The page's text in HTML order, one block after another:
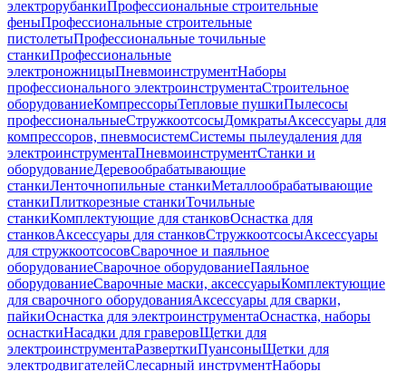
электрорубанкиПрофессиональные строительные
феныПрофессиональные строительные
пистолетыПрофессиональные точильные
станкиПрофессиональные
электроножницыПневмоинструментНаборы
профессионального электроинструментаСтроительное
оборудованиеКомпрессорыТепловые пушкиПылесосы
профессиональныеСтружкоотсосыДомкратыАксессуары для
компрессоров, пневмосистемСистемы пылеудаления для
электроинструментаПневмоинструментСтанки и
оборудованиеДеревообрабатывающие
станкиЛенточнопильные станкиМеталлообрабатывающие
станкиПлиткорезные станкиТочильные
станкиКомплектующие для станковОснастка для
станковАксессуары для станковСтружкоотсосыАксессуары
для стружкоотсосовСварочное и паяльное
оборудованиеСварочное оборудованиеПаяльное
оборудованиеСварочные маски, аксессуарыКомплектующие
для сварочного оборудованияАксессуары для сварки,
пайкиОснастка для электроинструментаОснастка, наборы
оснасткиНасадки для граверовЩетки для
электроинструментаРазверткиПуансоныЩетки для
электродвигателейСлесарный инструментНаборы